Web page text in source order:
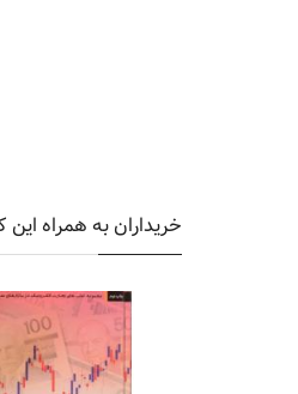
خریداران به همراه این